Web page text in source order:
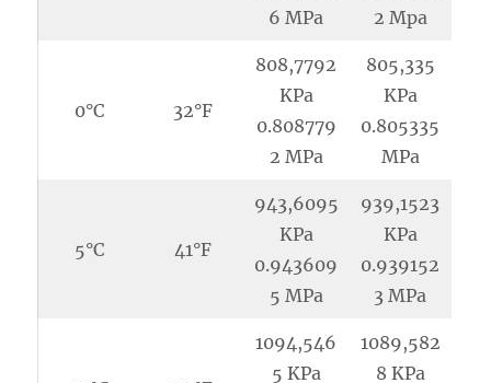
6 MPa
2 Mpa
0°C 32°F
808,7792
KPa
0.808779
2 MPa
805,335
KPa
0.805335
MPa
5°C 41°F
943,6095
KPa
0.943609
5 MPa
939,1523
KPa
0.939152
3 MPa
1094,546
5 KPa
1089,582
8 KPa